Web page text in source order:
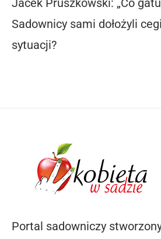
Jacek Pruszkowski: „Co
Sadownicy sami dołożyli
sytuacji?
Portal sadowniczy